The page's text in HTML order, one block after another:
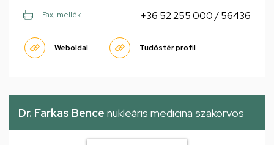
Fax, mellék +36 52 255 000 / 56436
Weboldal Tudóstér profil
Dr. Farkas Bence nukleáris medicina szakorvos